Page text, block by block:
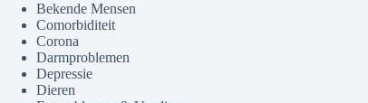
Bekende Mensen
Comorbiditeit
Corona
Darmproblemen
Depressie
Dieren